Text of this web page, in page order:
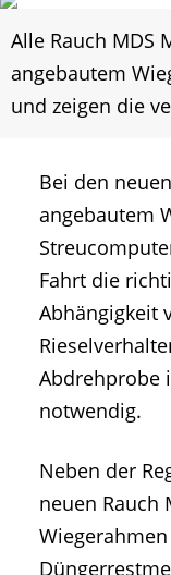
Alle Rauch MDS
angebautem
und zeigen die
Bei den
angebautem
Fahrt die
Abhängigkeit
Abdrehprobe
notwendig.
Neben der
neuen Rauch